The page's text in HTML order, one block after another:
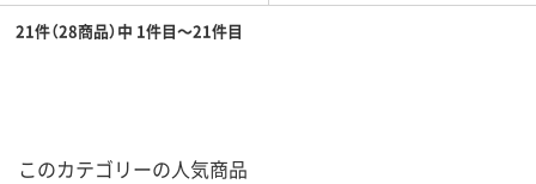
21件（28商品）中 1件目～21件目
このカテゴリーの人気商品